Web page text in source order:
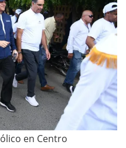
en Centro